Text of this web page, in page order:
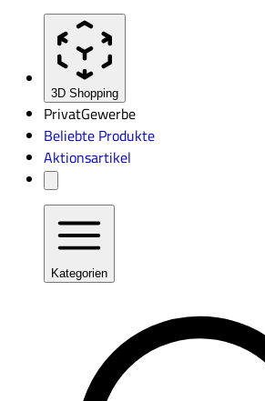
3D Shopping
PrivatGewerbe
Beliebte Produkte
Aktionsartikel
Kategorien